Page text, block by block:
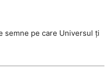
semne pe care Universul ți